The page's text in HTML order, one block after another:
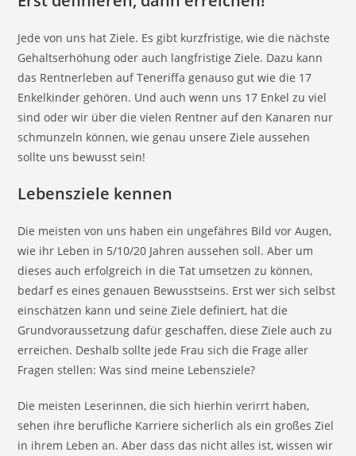
Jede von uns hat Ziele. Es gibt kurzfristige, wie die nächste
Gehaltserhöhung oder auch langfristige Ziele. Dazu kann
das Rentnerleben auf Teneriffa genauso gut wie die 17
Enkelkinder gehören. Und auch wenn uns 17 Enkel zu viel
sind oder wir über die vielen Rentner auf den Kanaren nur
schmunzeln können, wie genau unsere Ziele aussehen
sollte uns bewusst sein!
Lebensziele kennen
Die meisten von uns haben ein ungefähres Bild vor Augen,
wie ihr Leben in 5/10/20 Jahren aussehen soll. Aber um
dieses auch erfolgreich in die Tat umsetzen zu können,
bedarf es eines genauen Bewusstseins. Erst wer sich selbst
einschätzen kann und seine Ziele definiert, hat die
Grundvoraussetzung dafür geschaffen, diese Ziele auch zu
erreichen. Deshalb sollte jede Frau sich die Frage aller
Fragen stellen: Was sind meine Lebensziele?
Die meisten Leserinnen, die sich hierhin verirrt haben,
sehen ihre berufliche Karriere sicherlich als ein großes Ziel
in ihrem Leben an. Aber dass das nicht alles ist, wissen wir